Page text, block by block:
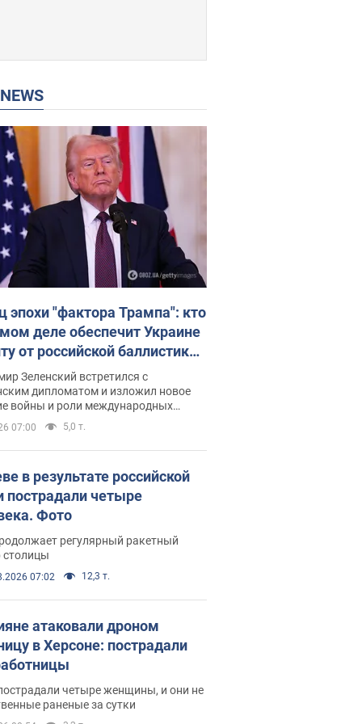
NEWS
эпохи "фактора Трампа": кто
деле обеспечит Украине
от российской баллистики.
с Безсмертным
Зеленский встретился с
дипломатом и изложил новое
войны и роли международных
в борьбе с Россией
07:00 5,0 т.
в результате российской
пострадали четыре
Фото
регулярный ракетный
столицы
07:02 12,3 т.
атаковали дроном
в Херсоне: пострадали
четыре женщины, и они не
раненые за сутки